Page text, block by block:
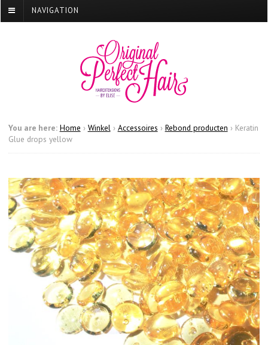
NAVIGATION
You are here: Home › Winkel › Accessoires › Rebond producten › Keratin
Glue drops yellow